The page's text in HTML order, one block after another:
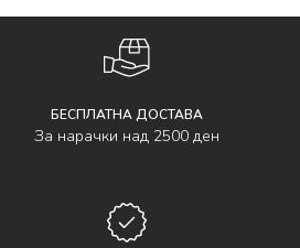
БЕСПЛАТНА ДОСТАВА
За нарачки над 2500 ден